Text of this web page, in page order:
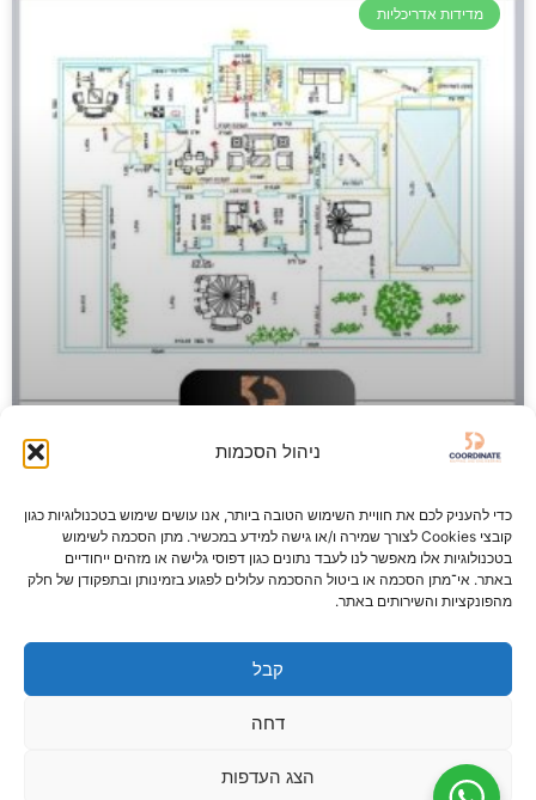
ניהול הסכמות
כדי להעניק לכם את חוויית השימוש הטובה ביותר, אנו עושים שימוש בטכנולוגיות כגון
קובצי Cookies לצורך שמירה ו/או גישה למידע במכשיר. מתן הסכמה לשימוש
בטכנולוגיות אלו מאפשר לנו לעבד נתונים כגון דפוסי גלישה או מזהים ייחודיים
באתר. אי־מתן הסכמה או ביטול ההסכמה עלולים לפגוע בזמינותן ובתפקודן של חלק
מהפונקציות והשירותים באתר.
קבל
דחה
הצג העדפות
מדידות אדריכליות
מדידות אדריכליות
אדריכלות טובה מתחילה במדידה נכונה.מדידות אדריכליות- לפני
המשך קריאה »
מאי 11, 2025